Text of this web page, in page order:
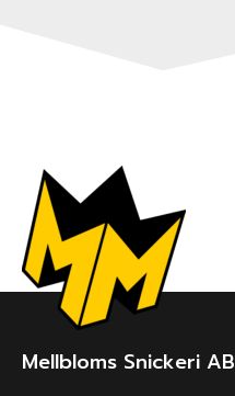
Mellbloms Snickeri AB